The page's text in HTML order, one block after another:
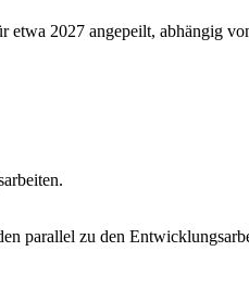
2027 angepeilt, abhängig
parallel zu den